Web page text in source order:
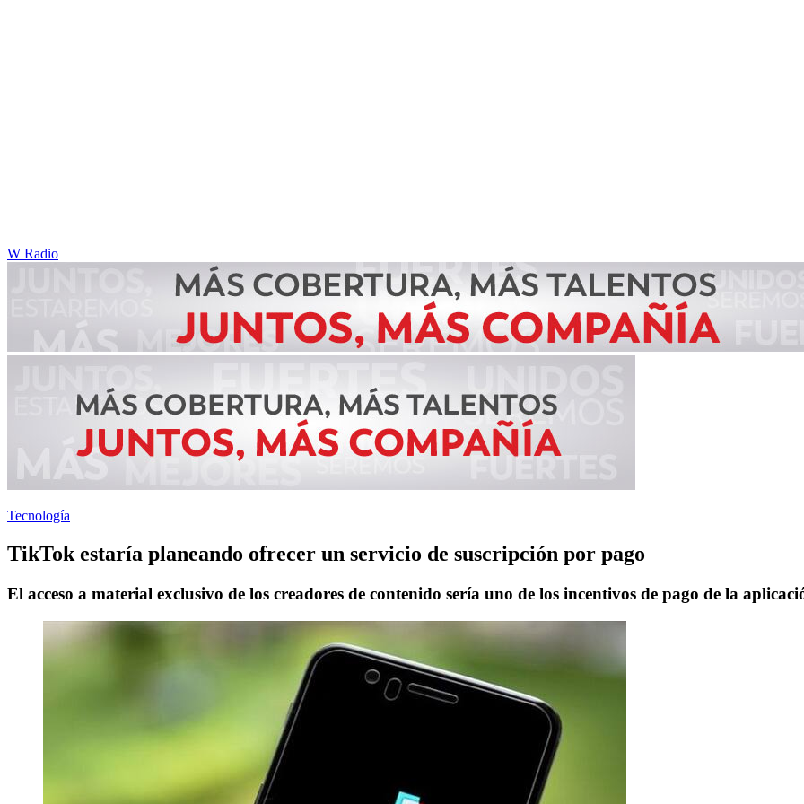
W Radio
Tecnología
TikTok estaría planeando ofrecer un servicio de suscripción por pago
El acceso a material exclusivo de los creadores de contenido sería uno de los incentivos de pago de la